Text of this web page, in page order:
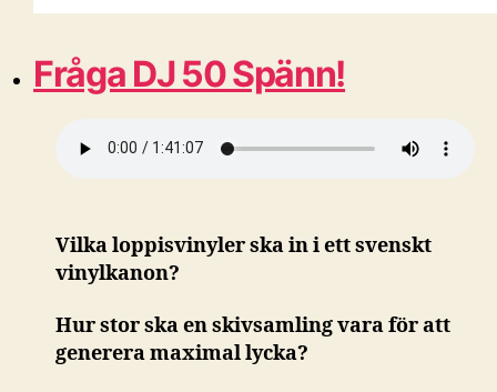
Fråga DJ 50 Spänn!
Vilka loppisvinyler ska in i ett svenskt
vinylkanon?
Hur stor ska en skivsamling vara för att
generera maximal lycka?